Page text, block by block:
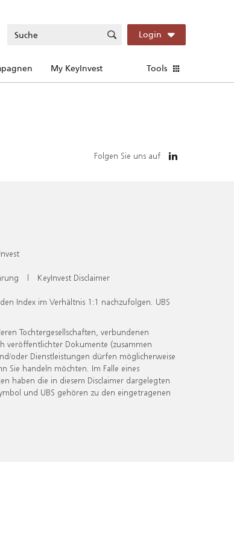
Login
My KeyInvest Tools
Folgen Sie uns auf
| KeyInvest Disclaimer
Index im Verhältnis 1:1 nachzufolgen. UBS
Tochtergesellschaften, verbundenen
veröffentlichter Dokumente (zusammen
oder Dienstleistungen dürfen möglicherweise
Sie handeln möchten. Im Falle eines
haben die in diesem Disclaimer dargelegten
und UBS gehören zu den eingetragenen